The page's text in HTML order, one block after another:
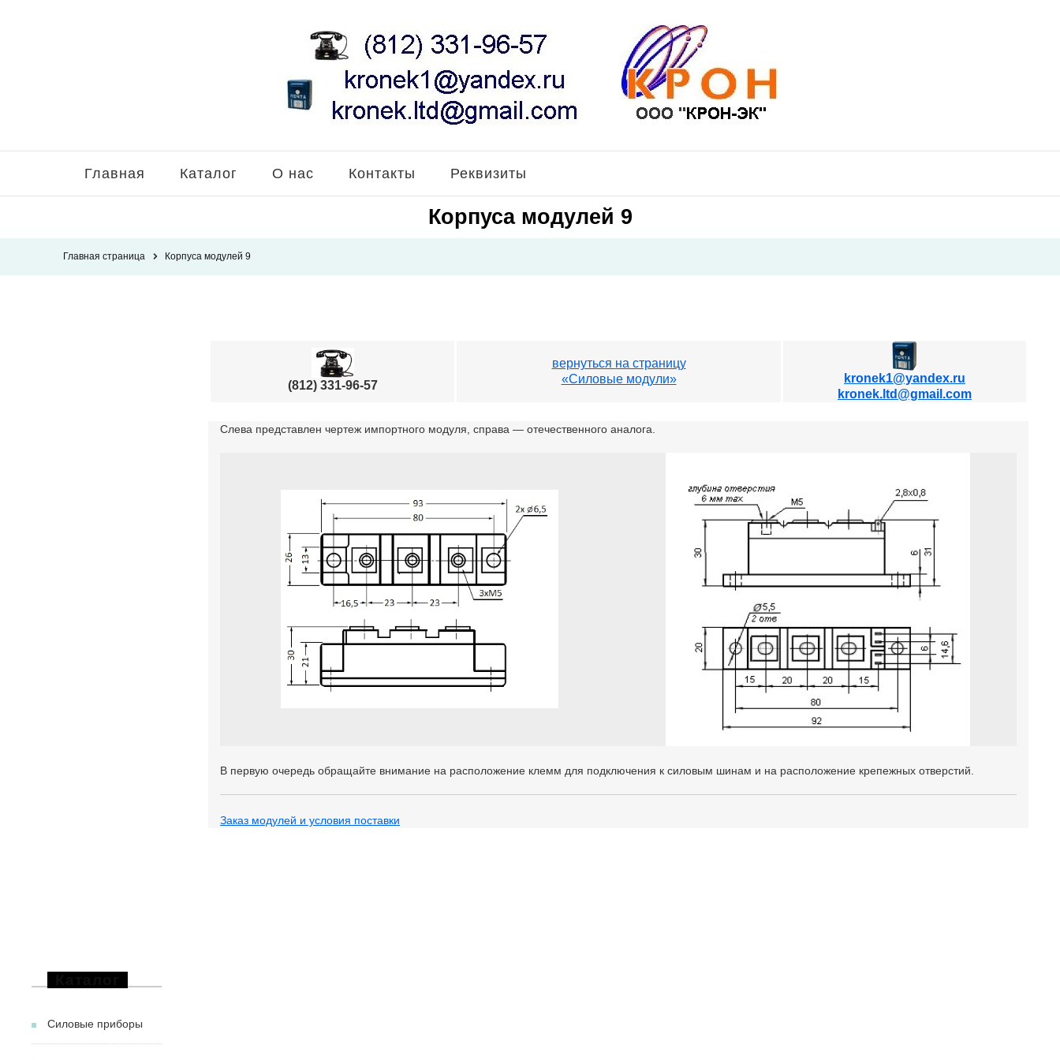
Главная Каталог О нас Контакты Реквизиты
Корпуса модулей 9
Главная страница Корпуса модулей 9
(812) 331-96-57
вернуться на страницу
«Силовые модули»
kronek1@yandex.ru
kronek.ltd@gmail.com
Слева представлен чертеж импортного модуля, справа — отечественного аналога.
В первую очередь обращайте внимание на расположение клемм для подключения к силовым шинам и на расположение крепежных отверстий.
Заказ модулей и условия поставки
Силовые приборы